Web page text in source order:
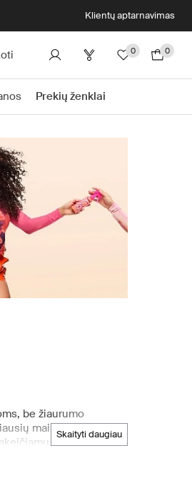
Klientų aptarnavimas
0 0
Prekių ženklai
skaityti daugiau
be žiaurumo
maistinių
formavimo
įrankių
apsipirkimo